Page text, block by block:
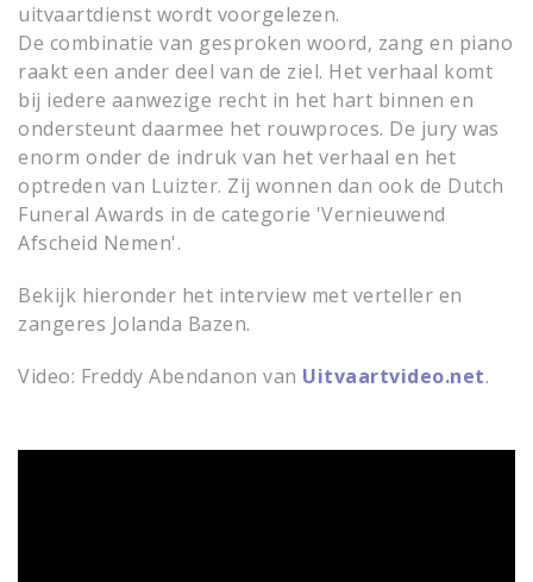
uitvaartdienst wordt voorgelezen.
De combinatie van gesproken woord, zang en piano
raakt een ander deel van de ziel. Het verhaal komt
bij iedere aanwezige recht in het hart binnen en
ondersteunt daarmee het rouwproces. De jury was
enorm onder de indruk van het verhaal en het
optreden van Luizter. Zij wonnen dan ook de Dutch
Funeral Awards in de categorie 'Vernieuwend
Afscheid Nemen'.
Bekijk hieronder het interview met verteller en
zangeres Jolanda Bazen.
Video: Freddy Abendanon van Uitvaartvideo.net.